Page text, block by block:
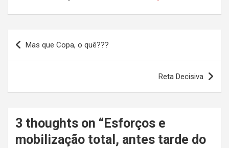
Navegação
de
Mas que Copa, o quê???
Reta Decisiva
3 thoughts on “ Esforços e
mobilização total, antes tarde do